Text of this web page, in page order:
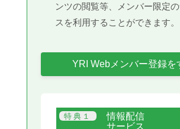
ンツの閲覧等、メンバー限定
スを利用することができます。
YRI Webメンバー登録を
情報配信
サービス